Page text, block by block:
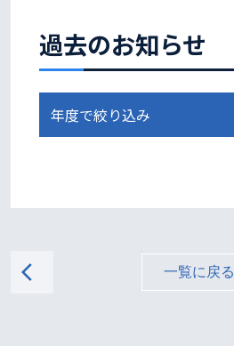
過去のお知らせ
arrow_back_ios 一覧に戻る